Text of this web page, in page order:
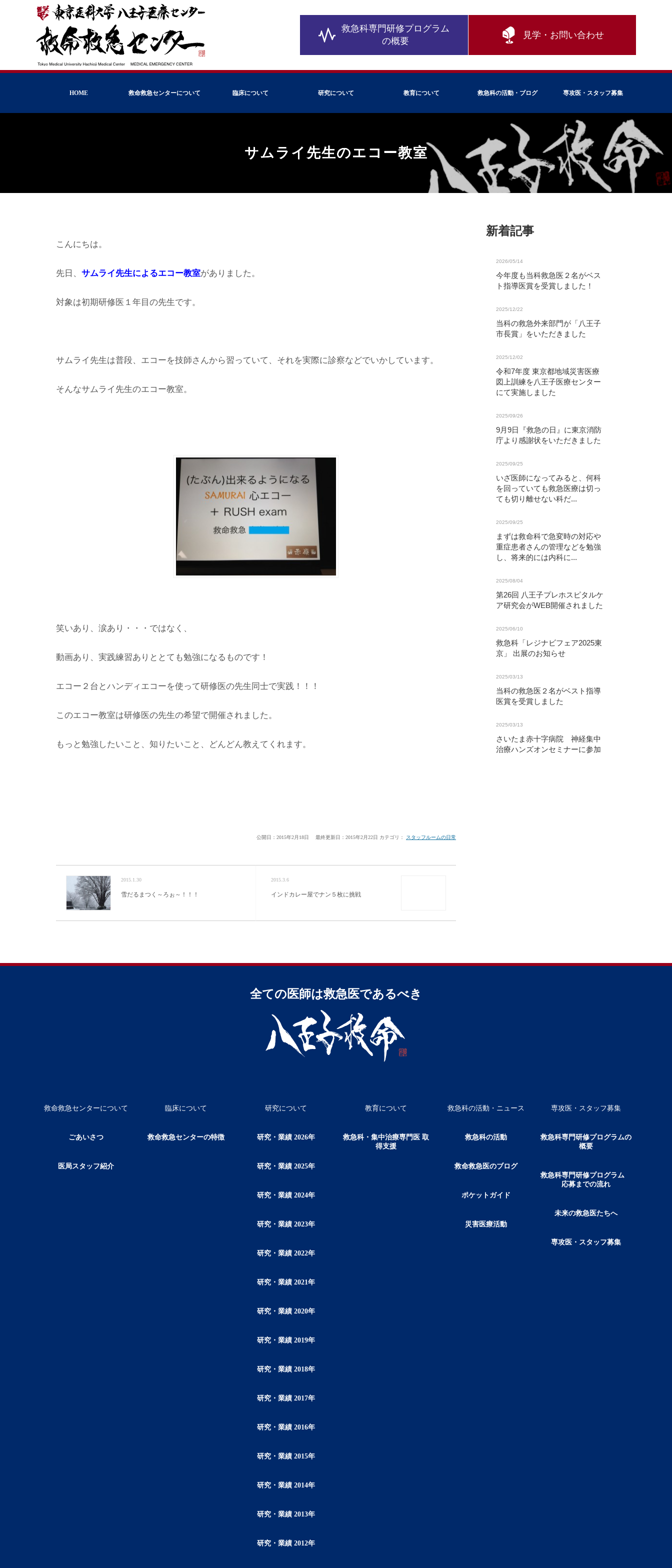
救急科専門研修プログラム
の概要
見学・お問い合わせ
HOME 救命救急センターについて 臨床について 研究について 教育について 救急科の活動・ブログ 専攻医・スタッフ募集
サムライ先生のエコー教室
こんにちは。
先日、 サムライ先生によるエコー教室がありました。
対象は初期研修医１年目の先生です。
サムライ先生は普段、エコーを技師さんから習っていて、それを実際に診察などでいかしています。
そんなサムライ先生のエコー教室。
笑いあり、涙あり・・・ではなく、
動画あり、実践練習ありととても勉強になるものです！
エコー２台とハンディエコーを使って研修医の先生同士で実践！！！
このエコー教室は研修医の先生の希望で開催されました。
もっと勉強したいこと、知りたいこと、どんどん教えてくれます。
公開日：2015年2月18日 最終更新日：2015年2月22日 カテゴリ： スタッフルームの日常
2015.1.30
雪だるまつく～ろぉ～！！！
2015.3.6
インドカレー屋でナン５枚に挑戦
新着記事
2026/05/14
今年度も当科救急医２名がベス
ト指導医賞を受賞しました！
2025/12/22
当科の救急外来部門が「八王子
市長賞」をいただきました
2025/12/02
令和7年度 東京都地域災害医療
図上訓練を八王子医療センター
にて実施しました
2025/09/26
9月9日『救急の日』に東京消防
庁より感謝状をいただきました
2025/09/25
いざ医師になってみると、何科
を回っていても救急医療は切っ
ても切り離せない科だ...
2025/09/25
まずは救命科で急変時の対応や
重症患者さんの管理などを勉強
し、将来的には内科に...
2025/08/04
第26回 八王子プレホスピタルケ
ア研究会がWEB開催されました
2025/06/10
救急科「レジナビフェア2025東
京」 出展のお知らせ
2025/03/13
当科の救急医２名がベスト指導
医賞を受賞しました
2025/03/13
さいたま赤十字病院 神経集中
治療ハンズオンセミナーに参加
全ての医師は救急医であるべき
救命救急センターについて
ごあいさつ
医局スタッフ紹介
臨床について
救命救急センターの特徴
研究について
研究・業績 2026年
研究・業績 2025年
研究・業績 2024年
研究・業績 2023年
研究・業績 2022年
研究・業績 2021年
研究・業績 2020年
研究・業績 2019年
研究・業績 2018年
研究・業績 2017年
研究・業績 2016年
研究・業績 2015年
研究・業績 2014年
研究・業績 2013年
研究・業績 2012年
教育について
救急科・集中治療専門医 取
得支援
救急科の活動・ニュース
救急科の活動
救命救急医のブログ
ポケットガイド
災害医療活動
専攻医・スタッフ募集
救急科専門研修プログラムの
概要
救急科専門研修プログラム
応募までの流れ
未来の救急医たちへ
専攻医・スタッフ募集